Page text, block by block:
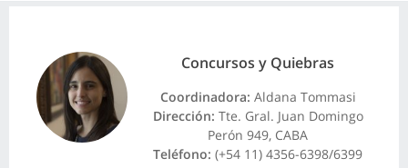
Concursos y Quiebras
Coordinadora: Aldana Tommasi
Dirección: Tte. Gral. Juan Domingo
Perón 949, CABA
Teléfono: (+54 11) 4356-6398/6399